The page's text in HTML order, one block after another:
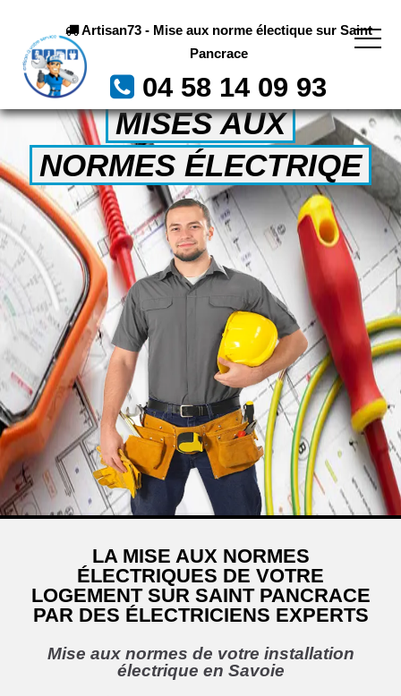
Artisan73 - Mise aux norme électique sur Saint
Pancrace
04 58 14 09 93
MISES AUX
NORMES ÉLECTRIQE
LA MISE AUX NORMES
ÉLECTRIQUES DE VOTRE
LOGEMENT SUR SAINT PANCRACE
PAR DES ÉLECTRICIENS EXPERTS
Mise aux normes de votre installation
électrique en Savoie